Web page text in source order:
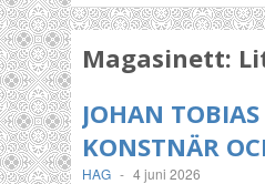
Magasinett:
JOHAN TOBIAS
KONSTNÄR
HAG - 4 juni 2026